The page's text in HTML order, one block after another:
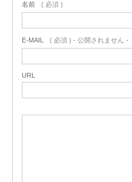
名前 ( 必須 )
E-MAIL ( 必須 ) - 公開されません -
URL